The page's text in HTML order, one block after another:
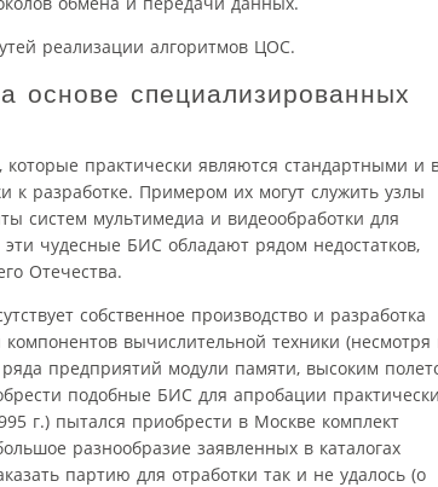
реализации алгоритмов ЦОС.
основе специализированных
практически являются стандартными и
к разработке. Примером их могут служить узлы
систем мультимедиа и видеообработки для
чудесные БИС обладают рядом недостатков,
Отечества.
собственное производство и разработка
вычислительной техники (несмотря
предприятий модули памяти, высоким
подобные БИС для апробации практически
г.) пытался приобрести в Москве комплект
разнообразие заявленных в каталогах
партию для отработки так и не удалось (о